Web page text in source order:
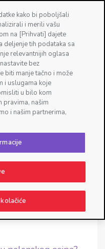
своју локацију
kako bi poboljšali
i merili vašu
na [Prihvati] dajete
deljenje tih podataka sa
relevantnijih oglasa
bez
biti manje tačno i može
i uslugama koje
u bilo kom
pravima, našim
i našim partnerima,